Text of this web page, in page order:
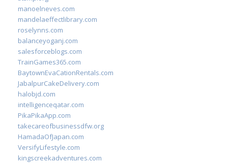
manoelneves.com
mandelaeffectlibrary.com
roselynns.com
balanceyoganj.com
salesforceblogs.com
TrainGames365.com
BaytownEvaCationRentals.com
JabalpurCakeDelivery.com
halobjd.com
intelligenceqatar.com
PikaPikaApp.com
takecareofbusinessdfw.org
HamadaOfJapan.com
VersifyLifestyle.com
kingscreekadventures.com